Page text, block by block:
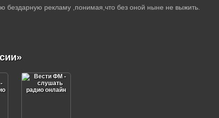
рекламу ,понимая,что без оной ныне не выжить.